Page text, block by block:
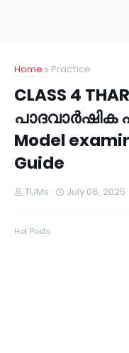
Home Practice
CLASS 4
പാദവാർഷിക
Model
Guide
TUMs July 08, 2025
Hot Posts